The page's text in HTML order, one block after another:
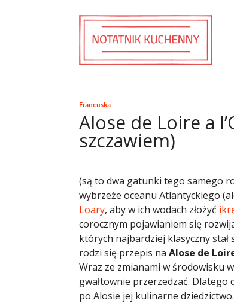
Francuska
Alose de Loire a
szczawiem)
(są to dwa gatunki tego samego
wybrzeże oceanu Atlantyckiego
Loary, aby w ich wodach złożyć
corocznym pojawianiem się
których najbardziej klasyczny
rodzi się przepis na Alose de
Wraz ze zmianami w środowisku
gwałtownie przerzedzać. Dlatego
po Alosie jej kulinarne